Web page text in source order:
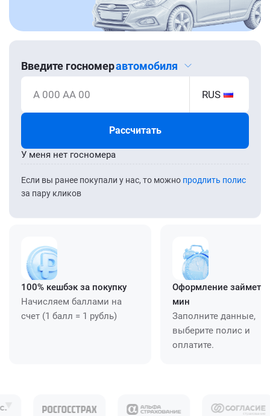
Введите госномеравтомобиля
А 000 АА 00 RUS
Рассчитать
Если вы ранее покупали у нас, то можно продлить полис
за пару кликов
У меня нет госномера
100% кешбэк за покупку
Начисляем баллами на
счет (1 балл = 1 рубль)
Оформление займет
мин
Заполните данные,
выберите полис и
оплатите.